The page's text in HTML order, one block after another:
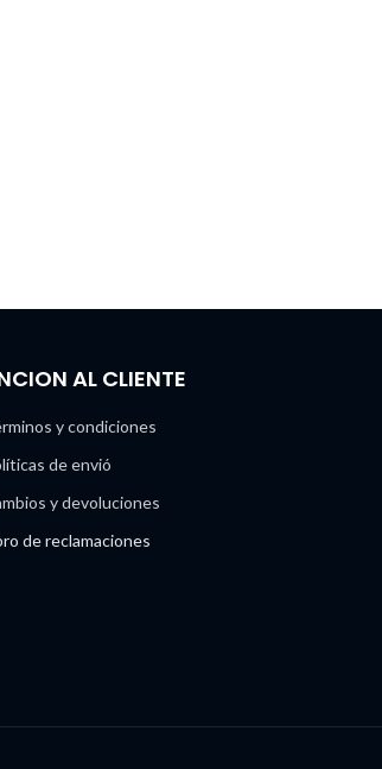
AL CLIENTE
y condiciones
de envió
y devoluciones
de reclamaciones